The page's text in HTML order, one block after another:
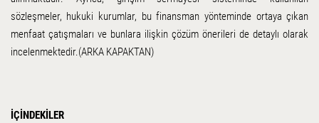
sözleşmeler, hukuki kurumlar, bu finansman yönteminde ortaya çıkan
menfaat çatışmaları ve bunlara ilişkin çözüm önerileri de detaylı olarak
incelenmektedir.(ARKA KAPAKTAN)
İÇİNDEKİLER